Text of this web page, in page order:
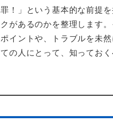
！」という基本的な前提
があるのかを整理します
イントや、トラブルを未
の人にとって、知ってお